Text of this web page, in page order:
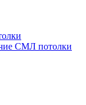
СМЛ потолки